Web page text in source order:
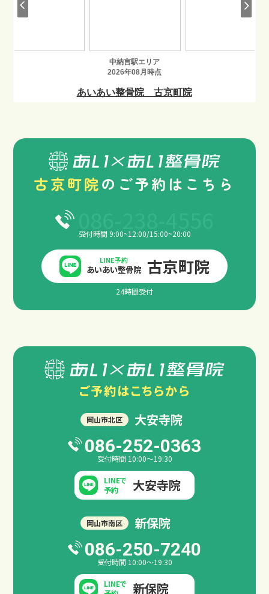
交通事故の補償について
古京町院のご予約はこちら
受付時間 9:00~12:00/15:00~20:00
LINE予約
あいあい整骨院 古京町院
24時間受付
ご予約はこちらから
岡山市北区 大安寺院
086-252-0363
受付時間 10:00～19:30
LINEで
予約
大安寺院
岡山市南区 新保院
086-250-7240
受付時間 10:00～19:30
LINEで
新保院